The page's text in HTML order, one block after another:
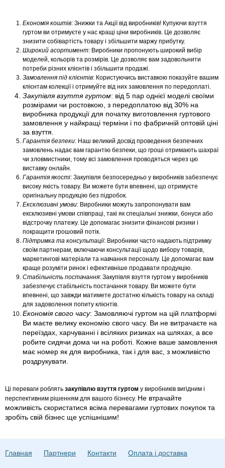
Економія коштів: Знижки та Акції від виробників! Купуючи взуття
гуртом ви отримуєте у нас кращі ціни виробників. Це дозволяє
знизити собівартість товару і збільшити маржу прибутку.
Широкий асортимент: Виробники пропонують широкий вибір
моделей, кольорів та розмірів. Це дозволяє вам задовольнити
потреби різних клієнтів і збільшити продажі.
Замовлення під клієнтів: Користуючись виставкою показуйте вашим
клієнтам колекції і отримуйте від них замовлення по передоплаті.
Закупівля взуття гуртом: від 5 пар однієї моделі своїми
розмірами чи ростовкою, з передоплатою від 30% на
виробника продукції для початку виготовлення гуртового
замовлення у найкращі терміни і по фабричній оптовій ціні
за взуття.
Гарантія безпеки: Наш великий досвід проведення безпечних
замовлень надає вам гарантію безпеки, що гроші отримають шахраї
чи зловмистники, тому всі замовлення проводяться через цю
виставку онлайн.
Гарантія якості: Закупівля безпосередньо у виробників забезпечує
високу якість товару. Ви можете бути впевнені, що отримуєте
оригінальну продукцію без підробок.
Ексклюзивні умови: Виробники можуть запропонувати вам
ексклюзивні умови співпраці, такі як спеціальні знижки, бонуси або
відстрочку платежу. Це допомагає знизити фінансові ризики і
покращити грошовий потік.
Підтримка та консультації: Виробники часто надають підтримку
своїм партнерам, включаючи консультації щодо вибору товарів,
маркетингові матеріали та навчання персоналу. Це допомагає вам
краще розуміти ринок і ефективніше продавати продукцію.
Стабільність постачання: Закупівля взуття гуртом у виробників
забезпечує стабільність постачання товару. Ви можете бути
впевнені, що завжди матимете достатню кількість товару на складі
для задоволення попиту клієнтів.
Економія свого часу: Замовляючі гуртом на цій платформі
Ви маєте велику економію свого часу. Ви не витрачаєте на
переїздах, харчуванні і всіляких ризиках на шляхах, а все
робите сидячи дома чи на роботі. Кожне ваше замовлення
має номер як для виробника, так і для вас, з можливістю
роздрукувати.
Ці переваги роблять закупівлю взуття гуртом у виробників вигідним і
перспективним рішенням для вашого бізнесу. Не втрачайте
можливість скористатися всіма перевагами гуртових покупок та
зробіть свій бізнес ще успішнішим!
Главная Партнери Контакти Оплата і доставка